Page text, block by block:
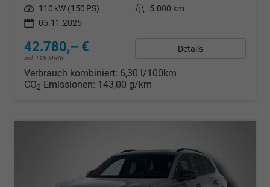
Leistung 110 kW (150 PS) Kilometerstand
5.000 km
05.11.2025
42.780,– €
incl. 19% MwSt.
Details
Verbrauch kombiniert: 6,30 l/100km
CO2-Emissionen: 143,00 g/km